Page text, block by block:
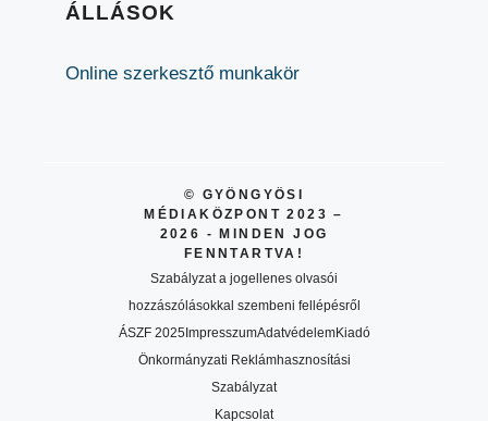
ÁLLÁSOK
Online szerkesztő munkakör
© GYÖNGYÖSI
MÉDIAKÖZPONT 2023 –
2026 - MINDEN JOG
FENNTARTVA!
Szabályzat a jogellenes olvasói
hozzászólásokkal szembeni fellépésről
ÁSZF 2025ImpresszumAdatvédelemKiadó
Önkormányzati Reklámhasznosítási
Szabályzat
Kapcsolat